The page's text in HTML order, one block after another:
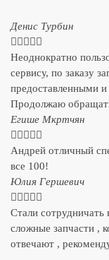
Денис Турбин
    
Неоднократно
сервису, по заказу
предоставленными
Продолжаю
​Егише Мкртчян
    
Андрей отличный
все 100!
​Юлия Гершевич
    
Стали сотрудничать
сложные запчасти ,
отвечают ,